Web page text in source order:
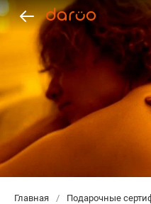
Главная / Подарочные